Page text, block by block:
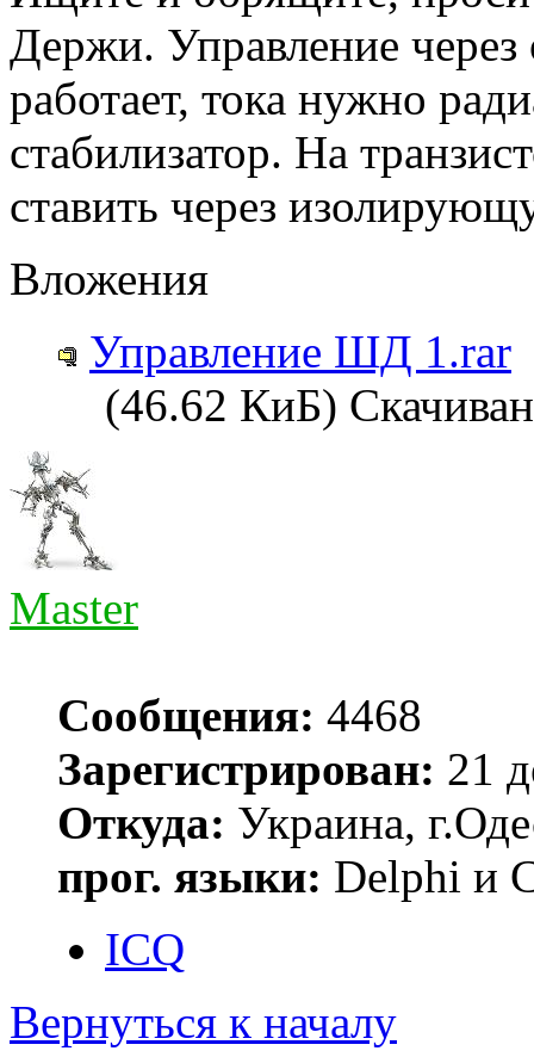
Держи. Управление
работает, тока нужно
стабилизатор. На
ставить через
Вложения
Управление ШД 1.rar
(46.62 КиБ)
Master
Сообщения: 4468
Зарегистрирован: 21
Откуда: Украина,
прог. языки: Delphi и
ICQ
Вернуться к началу